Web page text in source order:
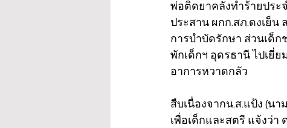
พ่อติดยาคลั่งทำร้ายประ
ประสาน ผกก.สภ.ดงเย็
การบำบัดรักษา ส่วนเด็
พักเด็กฯ อุดรธานี ไปเยี่
อาการหวาดกลัว
สืบเนื่องจากน.ส.แป้ง (น
เพื่อเด็กและสตรี แจ้งว่า